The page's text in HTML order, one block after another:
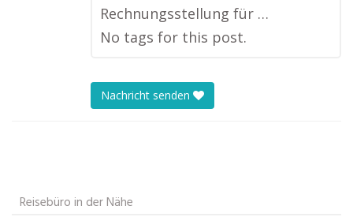
Rechnungsstellung für …
No tags for this post.
Nachricht senden
Reisebüro in der Nähe